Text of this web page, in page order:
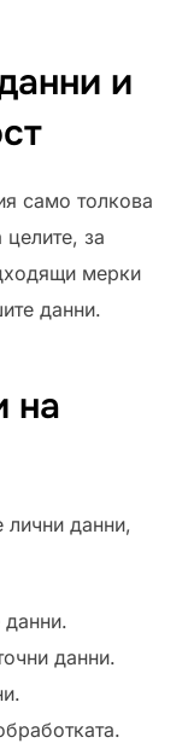
и
само толкова
за
мерки
данни.
на
лични данни,
данни.